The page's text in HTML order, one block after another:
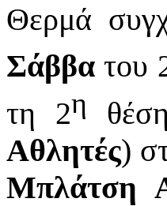
Θερμά
Σάββα του
τη 2η
Αθλητές)
Μπλάτση